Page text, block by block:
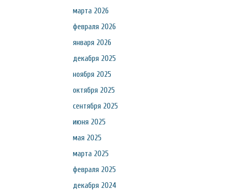
марта 2026
февраля 2026
января 2026
декабря 2025
ноября 2025
октября 2025
сентября 2025
июня 2025
мая 2025
марта 2025
февраля 2025
декабря 2024